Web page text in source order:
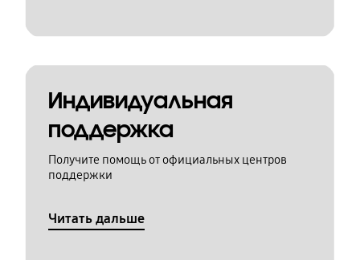
Индивидуальная
поддержка
Получите помощь от официальных центров
поддержки
Читать дальше